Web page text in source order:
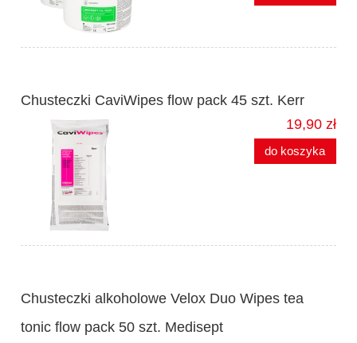
Chusteczki CaviWipes flow pack 45 szt. Kerr
19,90 zł
do koszyka
Chusteczki alkoholowe Velox Duo Wipes tea
tonic flow pack 50 szt. Medisept